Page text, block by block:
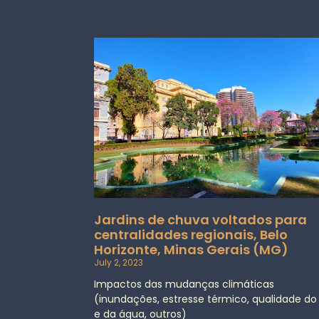
Jardins de chuva voltados para
centralidades regionais, Belo
Horizonte, Minas Gerais (MG)
July 2, 2023
Impactos das mudanças climáticas
(inundações, estresse térmico, qualidade do
e da água, outros)